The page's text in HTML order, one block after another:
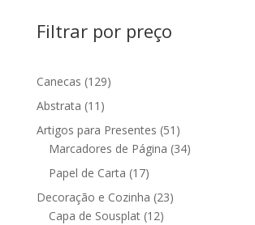
Filtrar por preço
Canecas 129129
Abstrata 11 11
produtos
Artigos para Presentes 51 51
produtos
Marcadores de Página 3434
Papel de Carta 1717
produtos
Decoração e Cozinha 2323
Capa de Sousplat 1212